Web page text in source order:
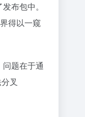
布包中。
得以一窥
题在于通
叉